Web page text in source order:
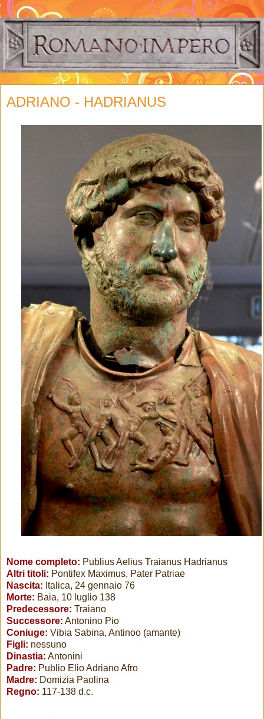
ADRIANO - HADRIANUS
Nome completo: Publius Aelius Traianus Hadrianus
Altri titoli: Pontifex Maximus, Pater Patriae
Nascita: Italica, 24 gennaio 76
Morte: Baia, 10 luglio 138
Predecessore: Traiano
Successore: Antonino Pio
Coniuge: Vibia Sabina, Antinoo (amante)
Figli: nessuno
Dinastia: Antonini
Padre: Publio Elio Adriano Afro
Madre: Domizia Paolina
Regno: 117-138 d.c.